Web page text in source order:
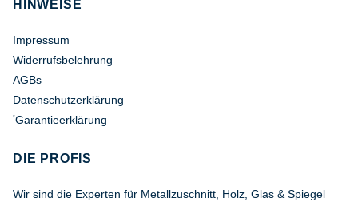
HINWEISE
Impressum
Widerrufsbelehrung
AGBs
Datenschutzerklärung
*Garantieerklärung
DIE PROFIS
Wir sind die Experten für Metallzuschnitt, Holz, Glas & Spiegel